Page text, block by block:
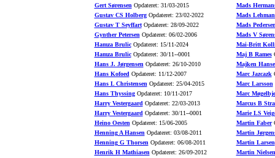
Gert Sørensen Opdateret: 31/03-2015
Gustav CS HolbergOpdateret: 23/02-2022
Gustav T SeyffartOpdateret: 28/09-2022
Gynther Petersen Opdateret: 06/02-2006
Hamza BrulicOpdateret: 15/11-2024
Hamza BrulicOpdateret: 30/11--0001
Hans J. Jørgensen Opdateret: 26/10-2010
Hans Kofoed Opdateret: 11/12-2007
Hans L Christensen Opdateret: 25/04-2015
Hans ThyssingOpdateret: 10/11-2017
Harry Vestergaard Opdateret: 22/03-2013
Harry Vestergaard Opdateret: 30/11--0001
Heino Oesten Opdateret: 15/06-2005
Henning A Hansen Opdateret: 03/08-2011
Henning G Thorsen Opdateret: 06/08-2011
Henrik H Mathiasen Opdateret: 26/09-2012
Mads
Mads
Mads
Mads V
Mai-Britt
Maj B Rames
Majken
Marc Jazcazk
Marc Larsson
Marc
Marcus B
Marie LS
Martin Faber
Martin
Martin Larsen
Martin Nielsen